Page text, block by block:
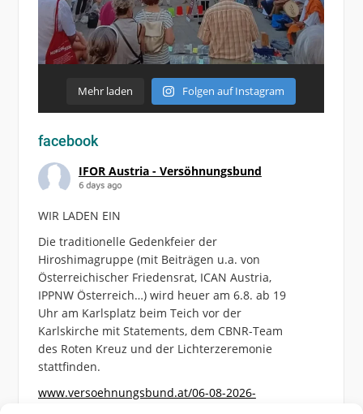
Mehr laden Folgen auf Instagram
facebook
IFOR Austria - Versöhnungsbund
6 days ago
WIR LADEN EIN
Die traditionelle Gedenkfeier der
Hiroshimagruppe (mit Beiträgen u.a. von
Österreichischer Friedensrat, ICAN Austria,
IPPNW Österreich…) wird heuer am 6.8. ab 19
Uhr am Karlsplatz beim Teich vor der
Karlskirche mit Statements, dem CBNR-Team
des Roten Kreuz und der Lichterzeremonie
stattfinden.
www.versoehnungsbund.at/06-08-2026-